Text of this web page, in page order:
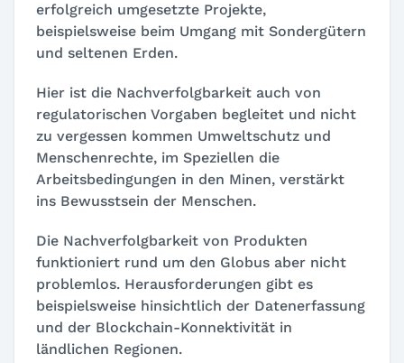
erfolgreich umgesetzte Projekte,
beispielsweise beim Umgang mit Sondergütern
und seltenen Erden.
Hier ist die Nachverfolgbarkeit auch von
regulatorischen Vorgaben begleitet und nicht
zu vergessen kommen Umweltschutz und
Menschenrechte, im Speziellen die
Arbeitsbedingungen in den Minen, verstärkt
ins Bewusstsein der Menschen.
Die Nachverfolgbarkeit von Produkten
funktioniert rund um den Globus aber nicht
problemlos. Herausforderungen gibt es
beispielsweise hinsichtlich der Datenerfassung
und der Blockchain-Konnektivität in
ländlichen Regionen.